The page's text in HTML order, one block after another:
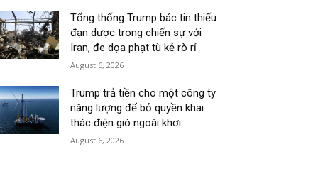
Tổng thống Trump bác tin thiếu
đạn dược trong chiến sự với
Iran, đe dọa phạt tù kẻ rò rỉ
August 6, 2026
Trump trả tiền cho một công ty
năng lượng để bỏ quyền khai
thác điện gió ngoài khơi
August 6, 2026